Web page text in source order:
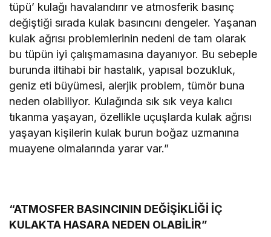
tüpü’ kulağı havalandırır ve atmosferik basınç
değiştiği sırada kulak basıncını dengeler. Yaşanan
kulak ağrısı problemlerinin nedeni de tam olarak
bu tüpün iyi çalışmamasına dayanıyor. Bu sebeple
burunda iltihabi bir hastalık, yapısal bozukluk,
geniz eti büyümesi, alerjik problem, tümör buna
neden olabiliyor. Kulağında sık sık veya kalıcı
tıkanma yaşayan, özellikle uçuşlarda kulak ağrısı
yaşayan kişilerin kulak burun boğaz uzmanına
muayene olmalarında yarar var.”
“ATMOSFER BASINCININ DEĞİŞİKLİĞİ İÇ
KULAKTA HASARA NEDEN OLABİLİR”